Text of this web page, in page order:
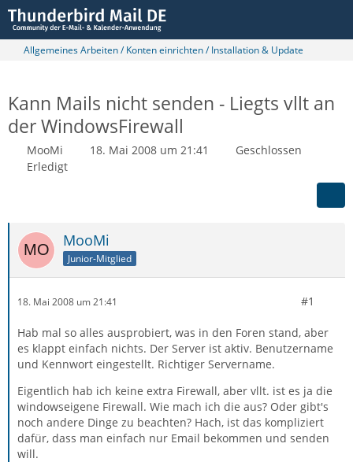
Allgemeines Arbeiten / Konten einrichten / Installation & Update
Kann Mails nicht senden - Liegts vllt an
der WindowsFirewall
MooMi 18. Mai 2008 um 21:41
Geschlossen
Erledigt
MooMi
Junior-Mitglied
18. Mai 2008 um 21:41 #1
Hab mal so alles ausprobiert, was in den Foren stand, aber
es klappt einfach nichts. Der Server ist aktiv. Benutzername
und Kennwort eingestellt. Richtiger Servername.
Eigentlich hab ich keine extra Firewall, aber vllt. ist es ja die
windowseigene Firewall. Wie mach ich die aus? Oder gibt's
noch andere Dinge zu beachten? Hach, ist das kompliziert
dafür, dass man einfach nur Email bekommen und senden
will.